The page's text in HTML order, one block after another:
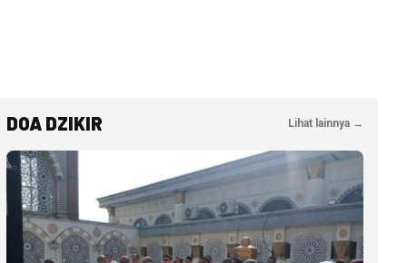
DOA DZIKIR Lihat lainnya →